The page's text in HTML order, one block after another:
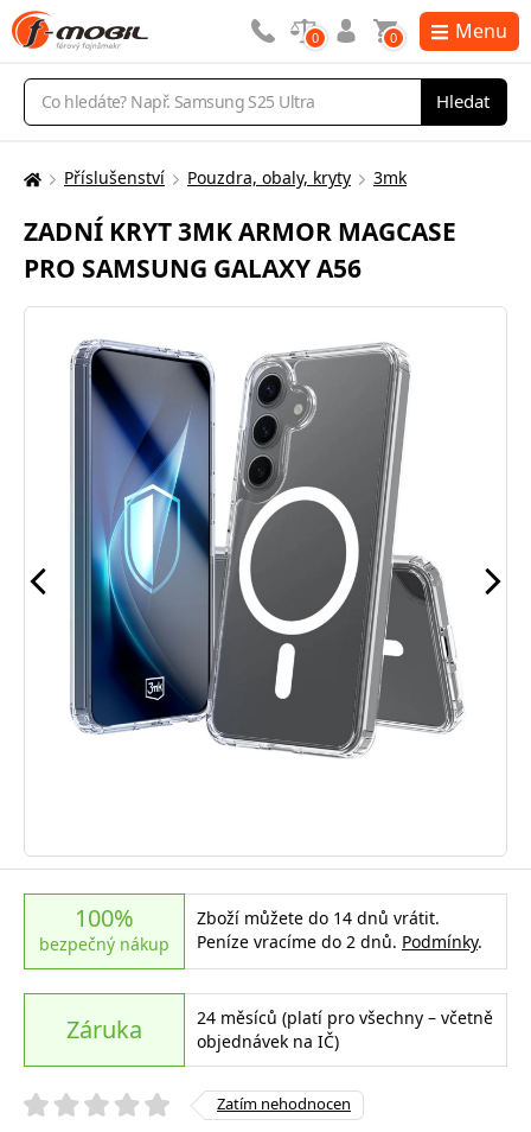
Vyhledávání
Hledat
0 0 Menu
Zde
nacházíte:
Příslušenství Pouzdra, obaly, kryty 3mk
ZADNÍ KRYT 3MK ARMOR MAGCASE
PRO SAMSUNG GALAXY A56
100%
bezpečný nákup
Zboží můžete do 14 dnů vrátit.
Peníze vracíme do 2 dnů. Podmínky.
Záruka
24 měsíců (platí pro všechny – včetně
objednávek na IČ)
Zatím nehodnocen